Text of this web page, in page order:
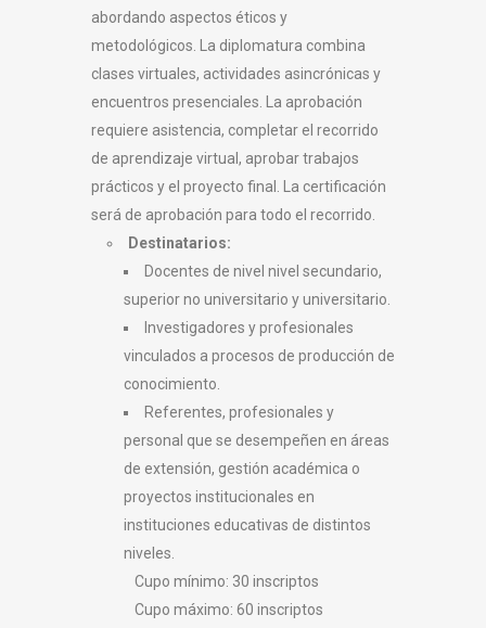
abordando aspectos éticos y
metodológicos. La diplomatura combina
clases virtuales, actividades asincrónicas y
encuentros presenciales. La aprobación
requiere asistencia, completar el recorrido
de aprendizaje virtual, aprobar trabajos
prácticos y el proyecto final. La certificación
será de aprobación para todo el recorrido.
Destinatarios:
Docentes de nivel nivel secundario,
superior no universitario y universitario.
Investigadores y profesionales
vinculados a procesos de producción de
conocimiento.
Referentes, profesionales y
personal que se desempeñen en áreas
de extensión, gestión académica o
proyectos institucionales en
instituciones educativas de distintos
niveles.
Cupo mínimo: 30 inscriptos
Cupo máximo: 60 inscriptos